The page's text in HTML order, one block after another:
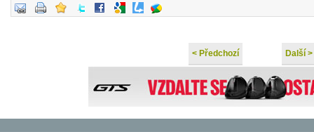
< Předchozí Další >